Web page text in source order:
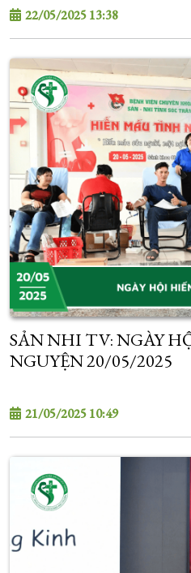
22/05/2025 13:38
SẢN NHI TV: NGÀY
NGUYỆN 20/05/2025
21/05/2025 10:49